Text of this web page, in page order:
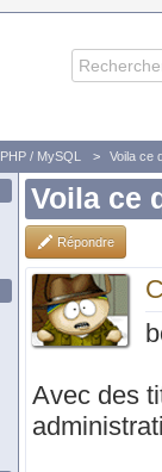
PHP / MySQL Voila ce
Voila ce
Répondre
Avec des